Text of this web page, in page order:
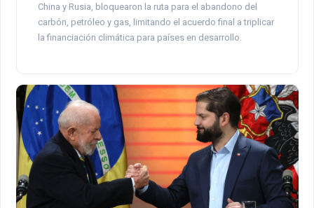
China y Rusia, bloquearon la ruta para el abandono del
carbón, petróleo y gas, limitando el acuerdo final a triplicar
la financiación climática para países en desarrollo.